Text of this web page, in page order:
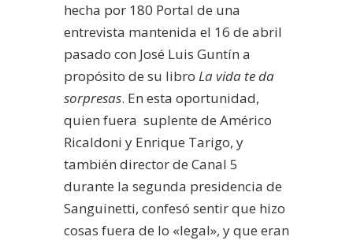
hecha por 180 Portal de una
entrevista mantenida el 16 de abril
pasado con José Luis Guntín a
propósito de su libro La vida te da
sorpresas. En esta oportunidad,
quien fuera suplente de Américo
Ricaldoni y Enrique Tarigo, y
también director de Canal 5
durante la segunda presidencia de
Sanguinetti, confesó sentir que hizo
cosas fuera de lo «legal», y que eran